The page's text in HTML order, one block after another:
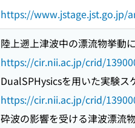
https://www.jstage.jst.go.jp/
陸上遡上津波中の漂流物挙動
https://cir.nii.ac.jp/crid/
DualSPHysicsを用いた実験
https://cir.nii.ac.jp/crid/
砕波の影響を受ける津波漂流